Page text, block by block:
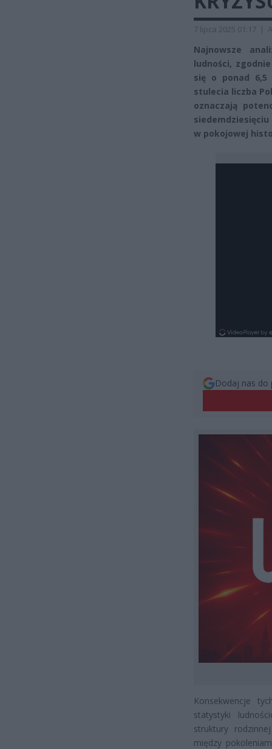
7 lipca 2025 01:17 |
Najnowsze
ludności,
się o ponad 6,5
stulecia liczba
oznaczają
w pokojowej
Dodaj nas do
Konsekwencje
statystyki
struktury
między